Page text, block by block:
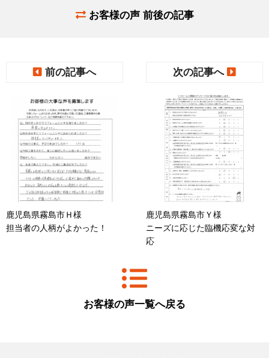
お客様の声 前後の記事
前の記事へ
鹿児島県霧島市Ｈ様
担当者の人柄がよかった！
お客様の声一覧へ戻る
次の記事へ
鹿児島県霧島市Ｙ様
ニーズに応じた臨機応変な対
応